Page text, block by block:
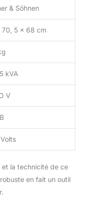
pour le
un affichage
horaire,
tension,
très bas),
contre les
et les courts-
bouton
de connecter
carburant
une longue
& Söhnen
70, 5 x 68 cm
kVA
V
et la technicité de ce
en fait un outil